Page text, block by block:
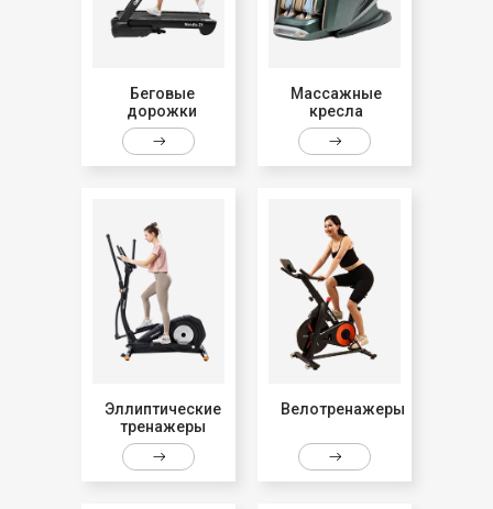
Беговые
дорожки
Массажные
кресла
Эллиптические
тренажеры
Велотренажеры